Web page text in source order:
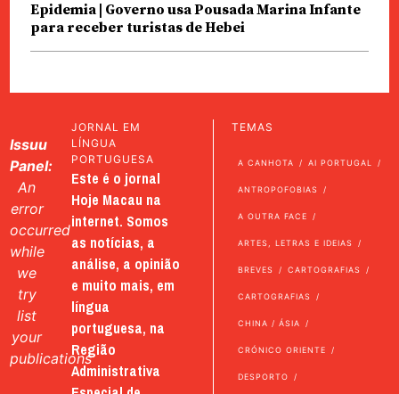
Epidemia | Governo usa Pousada Marina Infante
para receber turistas de Hebei
Issuu
Panel:
An
error
occurred
while
we
try
list
your
publications
JORNAL EM
LÍNGUA
PORTUGUESA
Este é o jornal
Hoje Macau na
internet. Somos
as notícias, a
análise, a opinião
e muito mais, em
língua
portuguesa, na
Região
Administrativa
TEMAS
A CANHOTA AI PORTUGAL
ANTROPOFOBIAS
A OUTRA FACE
ARTES, LETRAS E IDEIAS
BREVES CARTOGRAFIAS
CARTOGRAFIAS
CHINA / ÁSIA
CRÓNICO ORIENTE
DESPORTO